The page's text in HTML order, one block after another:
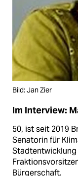
Bild: Jan Zier
Im Interview:
50, ist seit 2019
Senatorin für
Stadtentwicklung
Bürgerschaft.